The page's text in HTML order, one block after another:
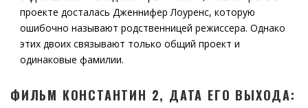
проекте досталась Дженнифер Лоуренс, которую
ошибочно называют родственницей режиссера. Однако
этих двоих связывают только общий проект и
одинаковые фамилии.
ФИЛЬМ КОНСТАНТИН 2, ДАТА ЕГО ВЫХОДА: